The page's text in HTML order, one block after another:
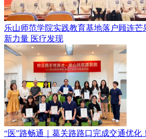
乐山师范学院实践教育基地落户顾连芒
新力量 医疗发现
“医”路畅通｜葛关路路口完成交通优化